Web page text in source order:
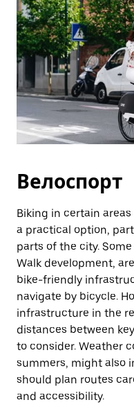
Велоспорт
Biking in certain
a practical option,
parts of the city.
Walk development,
bike-friendly
navigate by bicycle.
infrastructure in the
distances between
to consider. Weather
summers, might also
should plan routes
and accessibility.